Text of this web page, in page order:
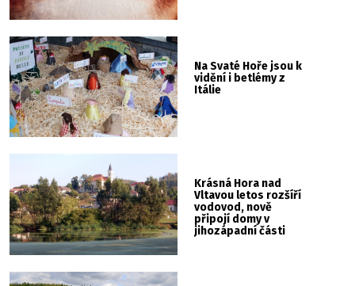
Na Svaté Hoře jsou k
vidění i betlémy z
Itálie
Krásná Hora nad
Vltavou letos rozšíří
vodovod, nově
připojí domy v
jihozápadní části